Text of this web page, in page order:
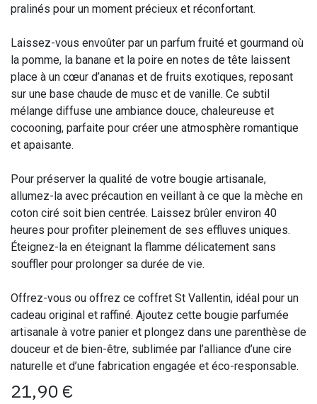
pralinés pour un moment précieux et réconfortant.
Laissez-vous envoûter par un parfum fruité et gourmand où
la pomme, la banane et la poire en notes de tête laissent
place à un cœur d’ananas et de fruits exotiques, reposant
sur une base chaude de musc et de vanille. Ce subtil
mélange diffuse une ambiance douce, chaleureuse et
cocooning, parfaite pour créer une atmosphère romantique
et apaisante.
Pour préserver la qualité de votre bougie artisanale,
allumez-la avec précaution en veillant à ce que la mèche en
coton ciré soit bien centrée. Laissez brûler environ 40
heures pour profiter pleinement de ses effluves uniques.
Éteignez-la en éteignant la flamme délicatement sans
souffler pour prolonger sa durée de vie.
Offrez-vous ou offrez ce coffret St Vallentin, idéal pour un
cadeau original et raffiné. Ajoutez cette bougie parfumée
artisanale à votre panier et plongez dans une parenthèse de
douceur et de bien-être, sublimée par l’alliance d’une cire
naturelle et d’une fabrication engagée et éco-responsable.
21,90 €